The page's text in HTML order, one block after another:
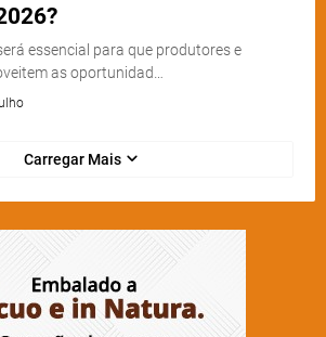
essencial para que produtores e
as oportunidad…
Carregar Mais